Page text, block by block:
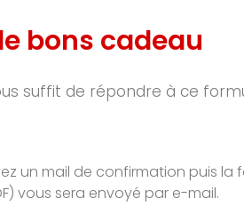
bons cadeau
suffit de répondre à ce
un mail de confirmation puis
vous sera envoyé par e-mail.